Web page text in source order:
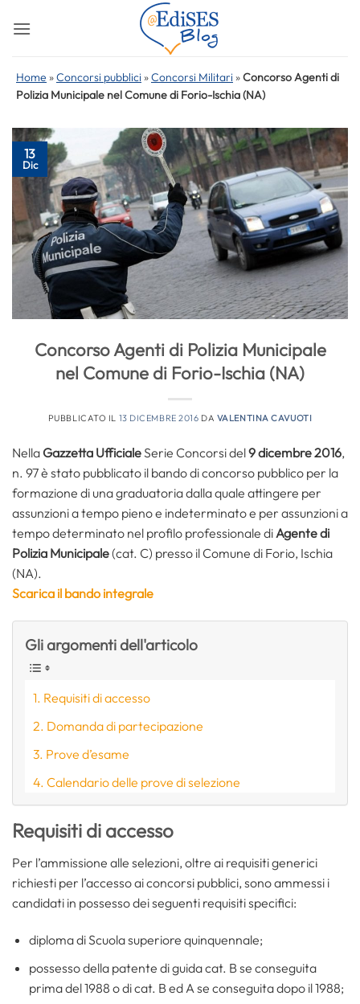
Home »Concorsi pubblici »Concorsi Militari »Concorso Agenti di
Polizia Municipale nel Comune di Forio-Ischia (NA)
13
Dic
Concorso Agenti di Polizia Municipale
nel Comune di Forio-Ischia (NA)
PUBBLICATO IL 13 DICEMBRE 2016 DA VALENTINA CAVUOTI
Nella Gazzetta UfficialeSerie Concorsi del9 dicembre 2016,
n. 97 è stato pubblicato il bando di concorso pubblico per la
formazione di una graduatoria dalla quale attingere per
assunzioni a tempo pieno e indeterminato e per assunzioni a
tempo determinato nel profilo professionale diAgente di
Polizia Municipale(cat. C) presso il Comune di Forio, Ischia
(NA).
Scarica il bando integrale
Gli argomenti dell'articolo
Requisiti di accesso
Domanda di partecipazione
Prove d’esame
Calendario delle prove di selezione
Requisiti di accesso
Per l’ammissione alle selezioni, oltre ai requisiti generici
richiesti per l’accesso ai concorsi pubblici, sono ammessi i
candidati in possesso dei seguenti requisiti specifici:
diploma di Scuola superiore quinquennale;
possesso della patente di guida cat. B se conseguita
prima del 1988 o di cat. B ed A se conseguita dopo il 1988;